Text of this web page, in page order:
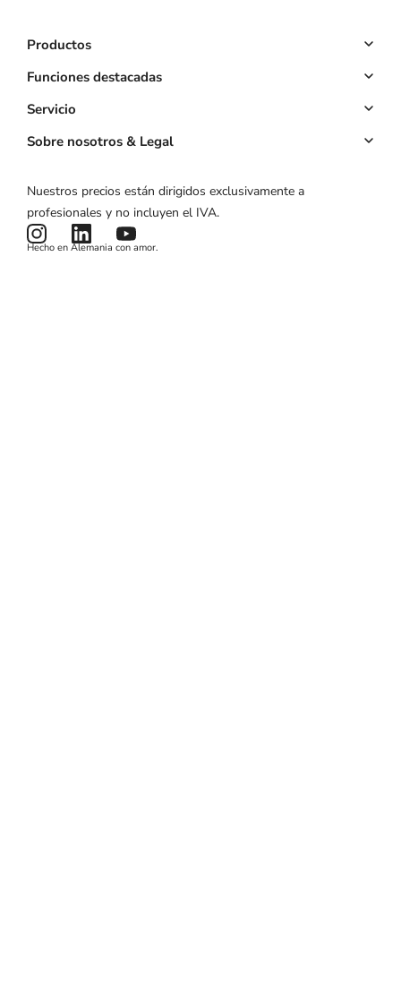
Productos
Sistema de citas
Sitio web
Propia App
Funciones destacadas
Reservas online
Pagos anticipados
Campañas de marketing
Servicio
Cuenta clave
Estado del producto
Noticias y artículos
Sobre nosotros & Legal
Aviso legal
Términos y condiciones
Nuestros precios están dirigidos exclusivamente a
profesionales y no incluyen el IVA.
Hecho en Alemania con amor.